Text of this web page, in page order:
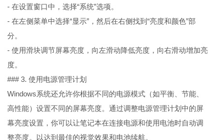
- 在设置窗口中，选择“系统”选项。
- 在左侧菜单中选择“显示”，然后在右侧找到“亮度和颜色”部
分。
- 使用滑块调节屏幕亮度，向左滑动降低亮度，向右滑动增加亮
度。
### 3. 使用电源管理计划
Windows系统还允许你根据不同的电源模式（如平衡、节能、
高性能）设置不同的屏幕亮度。通过调整电源管理计划中的屏
幕亮度设置，你可以让笔记本在连接电源和使用电池时自动调
整亮度。以达到最佳的视觉效果和电池续航。